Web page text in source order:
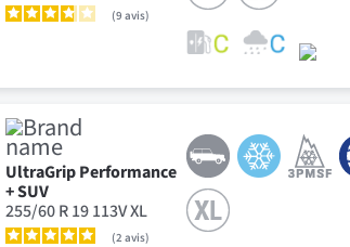
9avis
UltraGrip Performance
+ SUV
255/60 R 19 113V XL
2avis